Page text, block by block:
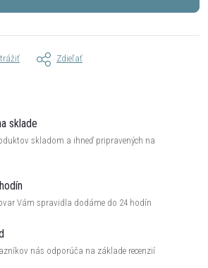
Zdieľať
sklade
skladom a ihneď pripravených na
Vám spravidla dodáme do 24 hodín
nás odporúča na základe recenzií